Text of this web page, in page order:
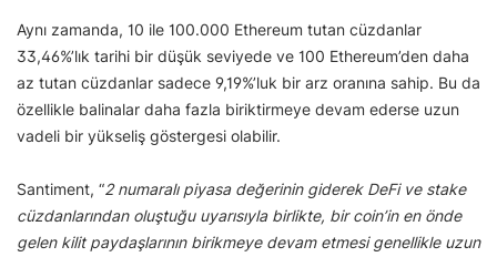
Aynı zamanda, 10 ile 100.000 Ethereum tutan cüzdanlar
33,46%’lık tarihi bir düşük seviyede ve 100 Ethereum’den daha
az tutan cüzdanlar sadece 9,19%’luk bir arz oranına sahip. Bu da
özellikle balinalar daha fazla biriktirmeye devam ederse uzun
vadeli bir yükseliş göstergesi olabilir.
Santiment, “2 numaralı piyasa değerinin giderek DeFi ve stake
cüzdanlarından oluştuğu uyarısıyla birlikte, bir coin’in en önde
gelen kilit paydaşlarının birikmeye devam etmesi genellikle uzun